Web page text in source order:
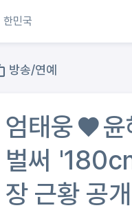
방송/연예
엄태웅♥윤
벌써
장 근황 공개